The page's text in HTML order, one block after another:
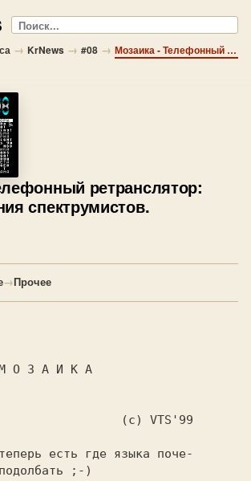
Поиск
→ KrNews → #08 → Мозаика - Телефонный ретранслятор: поток сознания спектрумистов.
ретранслятор:
спектрумистов.
→Прочее
;-)